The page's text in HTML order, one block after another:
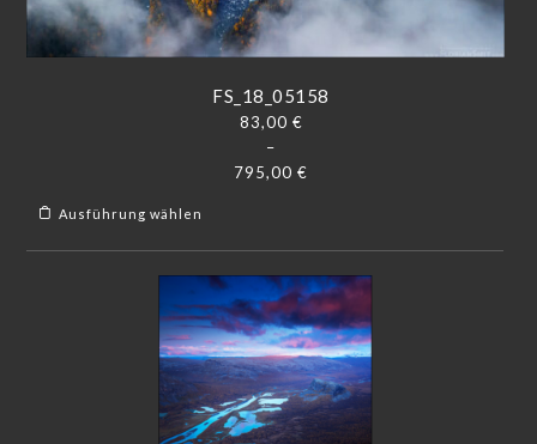
FS_18_05158
83,00 €
–
795,00 €
Ausführung wählen